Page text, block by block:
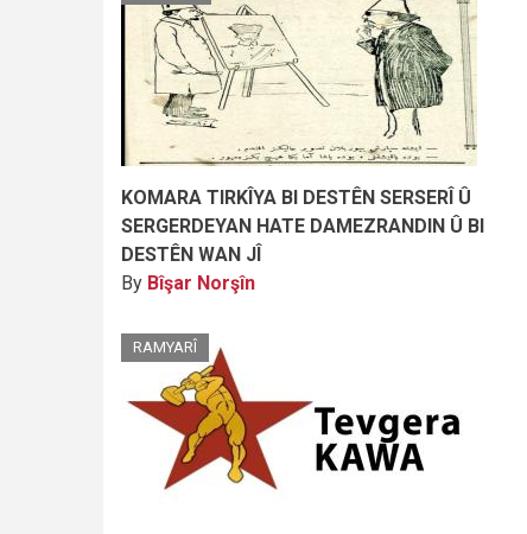
KOMARA TIRKÎYA BI DESTÊN SERSERÎ Û
SERGERDEYAN HATE DAMEZRANDIN Û BI
DESTÊN WAN JÎ
By Bîşar Norşîn
RAMYARÎ